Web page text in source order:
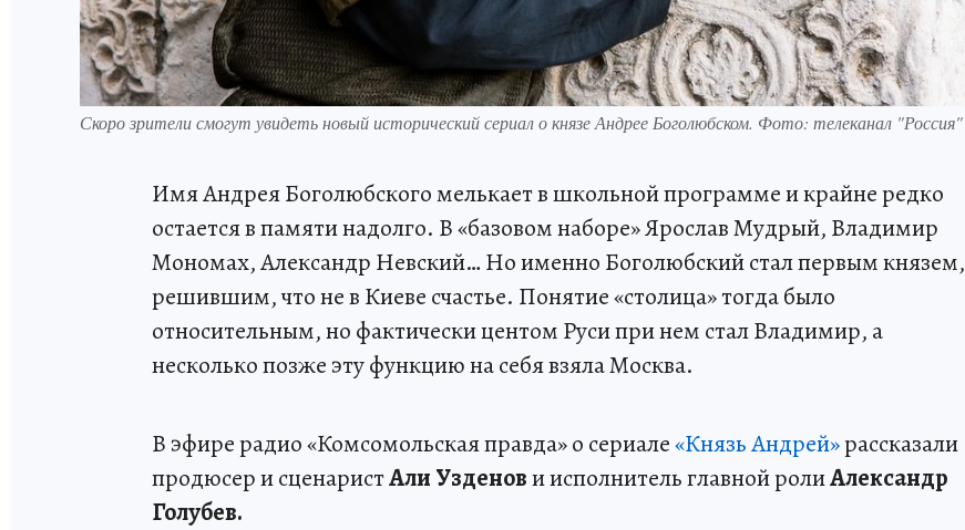
Скоро зрители смогут увидеть новый исторический сериал о князе Андрее Боголюбском. Фото: телеканал "Россия"
Имя Андрея Боголюбского мелькает в школьной программе и крайне редко
остается в памяти надолго. В «базовом наборе» Ярослав Мудрый, Владимир
Мономах, Александр Невский… Но именно Боголюбский стал первым князем,
решившим, что не в Киеве счастье. Понятие «столица» тогда было
относительным, но фактически центом Руси при нем стал Владимир, а
несколько позже эту функцию на себя взяла Москва.
В эфире радио «Комсомольская правда» о сериале«Князь Андрей»рассказали
продюсер и сценаристАли Узденови исполнитель главной ролиАлександр
Голубев.